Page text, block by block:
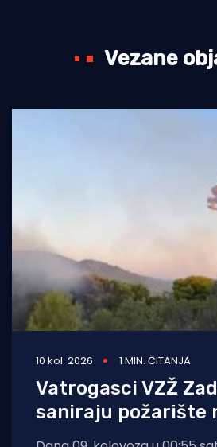
Vezane
10 kol. 2026 1 MIN. ČITANJA
Vatrogasci VZŽ
saniraju požarište